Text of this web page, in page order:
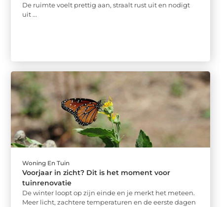
De ruimte voelt prettig aan, straalt rust uit en nodigt
uit ...
Woning En Tuin
Voorjaar in zicht? Dit is het moment voor
tuinrenovatie
De winter loopt op zijn einde en je merkt het meteen.
Meer licht, zachtere temperaturen en de eerste dagen